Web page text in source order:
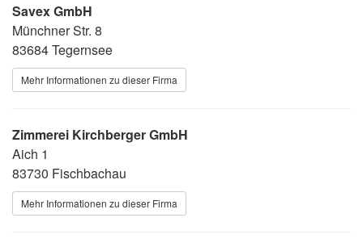
Savex GmbH
Münchner Str. 8
83684 Tegernsee
Mehr Informationen zu dieser Firma
Zimmerei Kirchberger GmbH
Aich 1
83730 Fischbachau
Mehr Informationen zu dieser Firma